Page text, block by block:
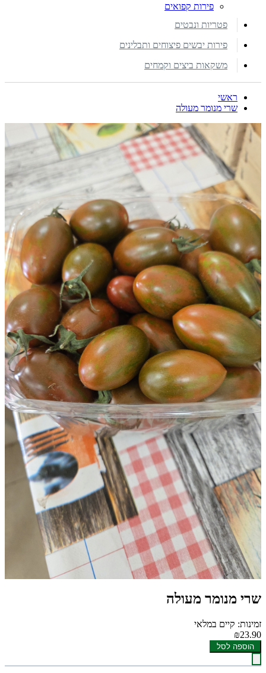
פירות קפואים
פטריות ונבטים
פירות יבשים פיצוחים ותבלינים
משקאות ביצים וקמחים
ראשי
שרי מנומר מעולה
שרי מנומר מעולה
זמינות: קיים במלאי
₪23.90
הוספה לסל